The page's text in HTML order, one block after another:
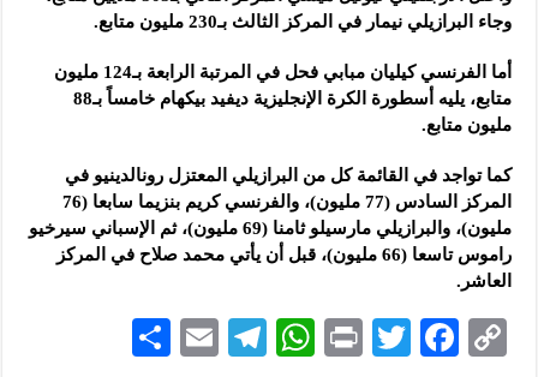
وجاء البرازيلي نيمار في المركز الثالث بـ230 مليون متابع.
أما الفرنسي كيليان مبابي فحل في المرتبة الرابعة بـ124 مليون
متابع، يليه أسطورة الكرة الإنجليزية ديفيد بيكهام خامساً بـ88
مليون متابع.
كما تواجد في القائمة كل من البرازيلي المعتزل رونالدينيو في
المركز السادس (77 مليون)، والفرنسي كريم بنزيما سابعا (76
مليون)، والبرازيلي مارسيلو ثامنا (69 مليون)، ثم الإسباني سيرخيو
راموس تاسعا (66 مليون)، قبل أن يأتي محمد صلاح في المركز
العاشر.
C
F
T
P
W
Te
E